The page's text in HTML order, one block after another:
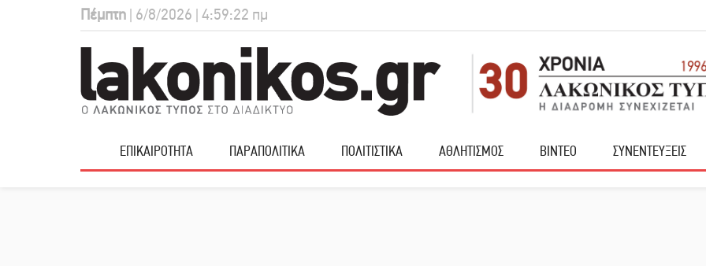
Πέμπτη | 6/8/2026 | 4:59:23 πμ
ΕΠΙΚΑΙΡΟΤΗΤΑ ΠΑΡΑΠΟΛΙΤΙΚΑ ΠΟΛΙΤΙΣΤΙΚΑ ΑΘΛΗΤΙΣΜΟΣ ΒΙΝΤΕΟ ΣΥΝΕΝΤΕΥΞΕΙΣ